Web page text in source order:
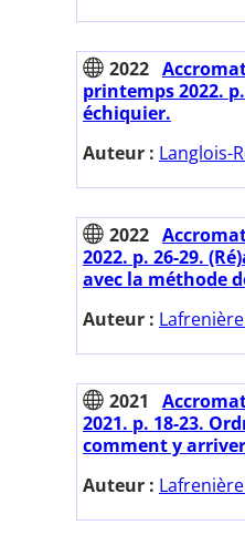
2022
printemps 2022.
échiquier.
Auteur : Langlois-
2022
2022. p. 26-29.
avec la méthode
Auteur :
2021
2021. p. 18-23.
comment y
Auteur :